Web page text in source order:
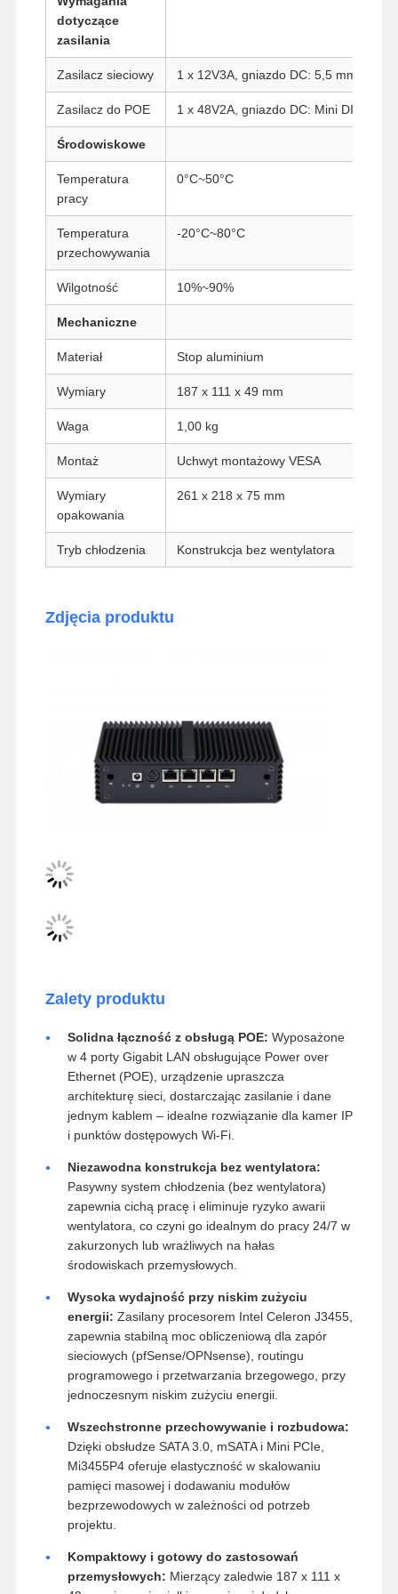
Jakości
Się Z Nami
Teraz.
Firewall Mini PC
Minikomputer przemysłowy
1U Rackmount PC
Minikomputer POE
Celeron Mini PC
Core Mini PC
Minikomputer biurowy
Przemysłowa płyta główna
Płyta główna zaporu
dotyczące
zasilania
Zasilacz sieciowy 1 x 12V3A, gniazdo DC: 5,5 mm/2,5
Zasilacz do POE 1 x 48V2A, gniazdo DC: Mini DIN
Środowiskowe
Temperatura
pracy
0°C~50°C
Temperatura
przechowywania
-20°C~80°C
Wilgotność 10%~90%
Mechaniczne
Materiał Stop aluminium
Wymiary 187 x 111 x 49 mm
Waga 1,00 kg
Montaż Uchwyt montażowy VESA
Wymiary
opakowania
261 x 218 x 75 mm
Tryb chłodzenia Konstrukcja bez wentylatora
Zdjęcia produktu
Zalety produktu
Solidna łączność z obsługą POE:
Wyposażone
w 4 porty Gigabit LAN obsługujące Power over
Ethernet (POE), urządzenie upraszcza
architekturę sieci, dostarczając zasilanie i dane
jednym kablem – idealne rozwiązanie dla kamer IP
i punktów dostępowych Wi-Fi.
Niezawodna konstrukcja bez wentylatora:
Pasywny system chłodzenia (bez wentylatora)
zapewnia cichą pracę i eliminuje ryzyko awarii
wentylatora, co czyni go idealnym do pracy 24/7 w
zakurzonych lub wrażliwych na hałas
środowiskach przemysłowych.
Wysoka wydajność przy niskim zużyciu
Zasilany procesorem Intel Celeron J3455,
zapewnia stabilną moc obliczeniową dla zapór
sieciowych (pfSense/OPNsense), routingu
programowego i przetwarzania brzegowego, przy
jednoczesnym niskim zużyciu energii.
Wszechstronne przechowywanie i rozbudowa: